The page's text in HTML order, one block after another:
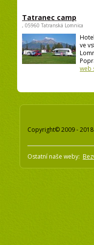
Tatranec camp
, 05960 Tatranská Lomnica
ve
web
Copyright© 2009 -
Ostatní naše weby: